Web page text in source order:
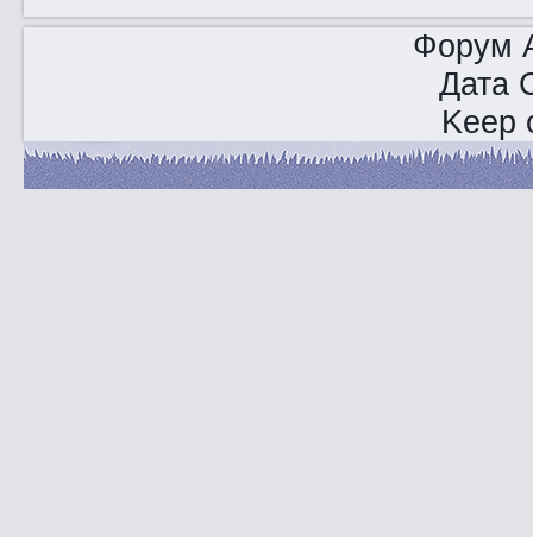
Форум
Дата
Keep